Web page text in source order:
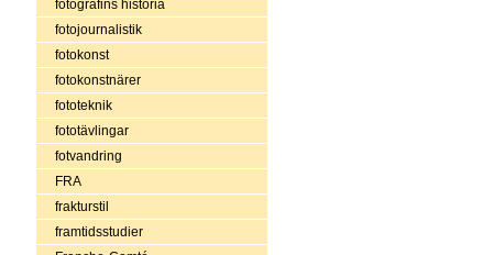
fotografins historia
fotojournalistik
fotokonst
fotokonstnärer
fototeknik
fototävlingar
fotvandring
FRA
frakturstil
framtidsstudier